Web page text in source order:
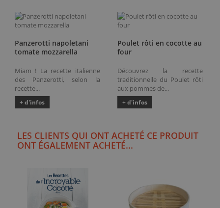
Panzerotti napoletani
tomate mozzarella
Miam ! La recette italienne
des Panzerotti, selon la
recette...
+ d'infos
Poulet rôti en cocotte au
four
Découvrez la recette
traditionnelle du Poulet rôti
aux pommes de...
+ d'infos
LES CLIENTS QUI ONT ACHETÉ CE PRODUIT
ONT ÉGALEMENT ACHETÉ...